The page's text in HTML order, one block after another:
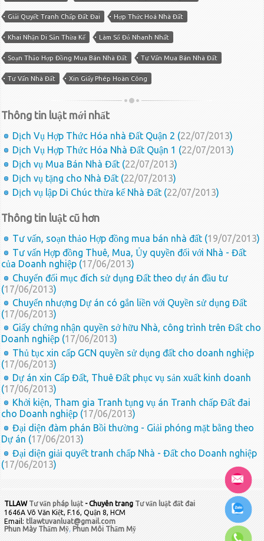
Giải Quyết Tranh Chấp Đất Đai Hợp Thức Hoá Nhà Đất
Khai Nhận Di Sản Thừa Kế Làm Sổ Đỏ Nhanh Nhất
Soạn Thảo Hợp Đồng Mua Bán Nhà Đất Tư Vấn Mua Bán Nhà Đất
Tư Vấn Nhà Đất Xin Giấy Phép Hoàn Công
Thông tin luật mới nhất
Dịch Vụ Hợp Thức Hóa nhà Đất Quận 2 (22/07/2013)
Dịch Vụ Hợp Thức Hóa Nhà Đất Quận 1 (22/07/2013)
Dịch vụ Mua Bán Nhà Đất (22/07/2013)
Dịch vụ tặng cho Nhà Đất (22/07/2013)
Dịch vụ lập Di Chúc thừa kế Nhà Đất (22/07/2013)
Thông tin luật cũ hơn
Tư vấn, soạn thảo Hợp đồng mua bán nhà đất (19/07/2013)
Tư vấn Hợp đồng Thuê, Mua, Ủy quyền đối với Nhà - Đất
của Doanh nghiệp (17/06/2013)
Chuyển đổi mục đích sử dụng Đất theo dự án đầu tư
(17/06/2013)
Chuyển nhượng Dự án có gắn liền với Quyền sử dụng Đất
(17/06/2013)
Giấy chứng nhận quyền sở hữu Nhà, công trình trên Đất cho
Doanh nghiệp (17/06/2013)
Thủ tục xin cấp GCN quyền sử dụng đất cho doanh nghiệp
(17/06/2013)
Dự án xin Cấp Đất, Thuê Đất phục vụ sản xuất kinh doanh
(17/06/2013)
Khởi kiện, Tham gia Tranh tụng vụ án Tranh chấp Đất đai
cho Doanh nghiệp (17/06/2013)
Đại diện đàm phán Bồi thường - Giải phóng mặt bằng theo
Dự án (17/06/2013)
Đại diện giải quyết tranh chấp Nhà - Đất cho Doanh nghiệp
(17/06/2013)
TLLAWTư vấn pháp luật- Chuyên trangTư vấn luật đất đai
1646A Võ Văn Kiệt, F.16, Quận 8, HCM
Email: tllawtuvanluat@gmail.com
Phun Mày Thẩm Mỹ,Phun Môi Thẩm Mỹ